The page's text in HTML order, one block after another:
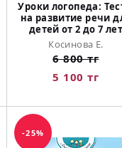
Уроки логопеда:
на развитие речи
детей от 2 до 7 лет
Косинова Е.
6 800 тг
5 100 тг
-25%